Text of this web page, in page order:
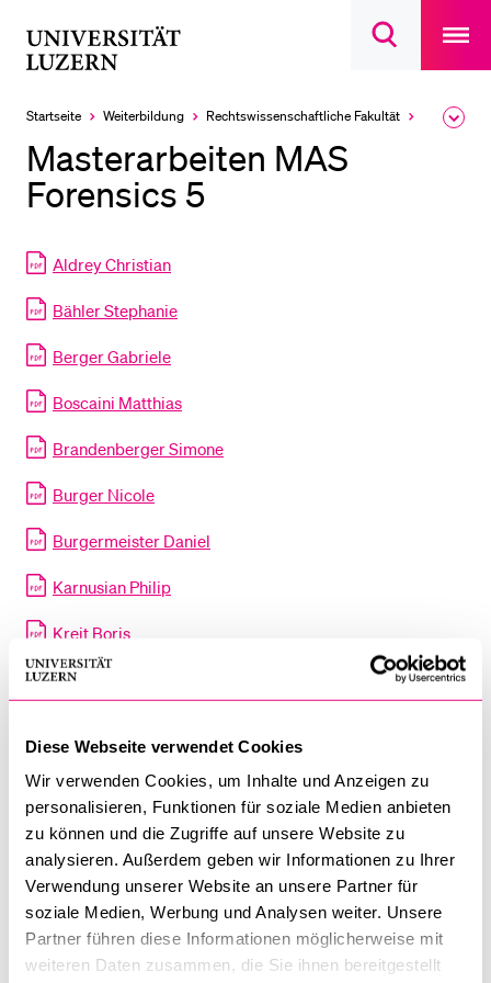
Diese Webseite verwendet Cookies
Wir verwenden Cookies, um Inhalte und Anzeigen zu
personalisieren, Funktionen für soziale Medien anbieten
zu können und die Zugriffe auf unsere Website zu
analysieren. Außerdem geben wir Informationen zu Ihrer
Verwendung unserer Website an unsere Partner für
soziale Medien, Werbung und Analysen weiter. Unsere
Partner führen diese Informationen möglicherweise mit
weiteren Daten zusammen, die Sie ihnen bereitgestellt
Suchdialog
main
Startseite Weiterbildung Rechts­wissenschaftliche Fakultät
Masterarbeiten MAS
Forensics 5
Aldrey Christian
Bähler Stephanie
Berger Gabriele
Boscaini Matthias
Brandenberger Simone
Burger Nicole
Burgermeister Daniel
Karnusian Philip
Kreit Boris
Kühne Tobias
Nabholz Thomas
Schmocker Patrick
Stettler Sandro
Stocker Ursina
Weber Martina
LETZTE SUCHEN
DIE UNI FÜR…
Schulklassen und Lehrpersonen
Studierende
Forschende
Stellensuchende
Förderer
Medien
BELIEBTE INHALTE
Vorlesungsverzeichnis
Bibliothek
Sportangebot
Menuplan Mensa
Anmeldung und Zulassung